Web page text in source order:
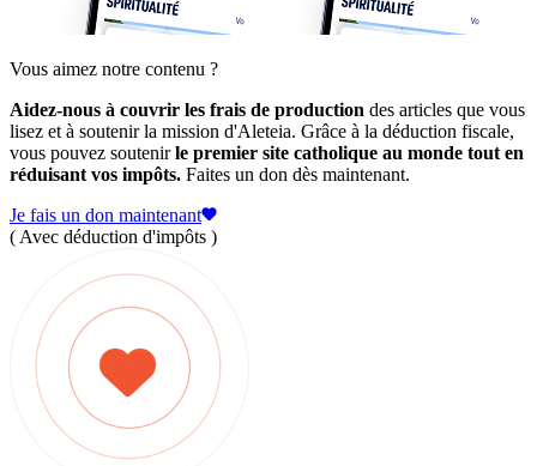
Vous aimez notre contenu ?
Aidez-nous à couvrir les frais de production des articles que vous
lisez et à soutenir la mission d'Aleteia. Grâce à la déduction fiscale,
vous pouvez soutenirle premier site catholique au monde tout en
réduisant vos impôts. Faites un don dès maintenant.
Je fais un don maintenant
( Avec déduction d'impôts )